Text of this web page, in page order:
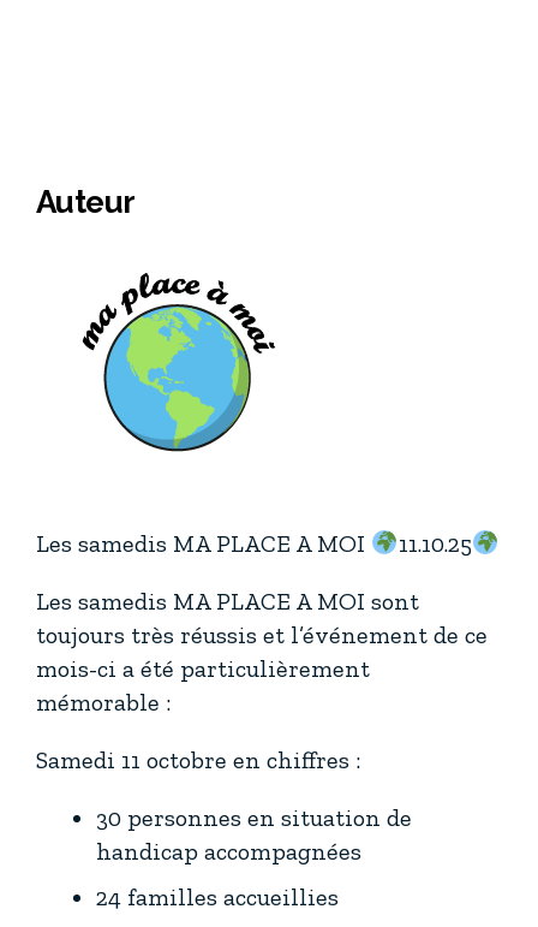
Auteur
Les samedis MA PLACE A MOI
11.10.25
Les samedis MA PLACE A MOI sont
toujours très réussis et l’événement de ce
mois-ci a été particulièrement
mémorable :
Samedi 11 octobre en chiffres :
30 personnes en situation de
handicap accompagnées
24 familles accueillies